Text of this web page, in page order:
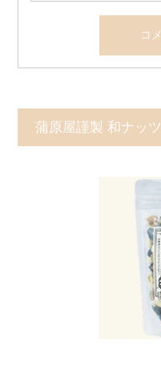
蒲原屋謹製 和ナッツ